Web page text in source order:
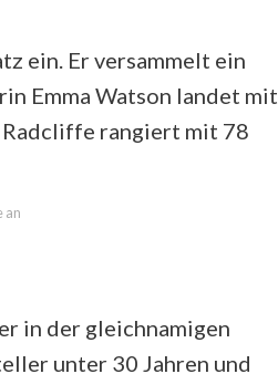
ein. Er versammelt ein
Emma Watson landet mit
rangiert mit 78
an
in der gleichnamigen
unter 30 Jahren und